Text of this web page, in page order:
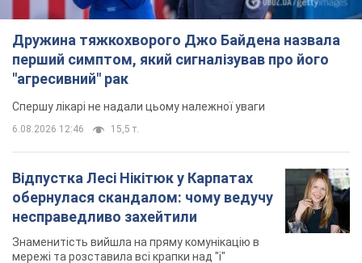
Дружина тяжкохворого Джо Байдена назвала
перший симптом, який сигналізував про його
"агресивний" рак
Спершу лікарі не надали цьому належної уваги
6.08.2026 12:46 15,5 т.
Відпустка Лесі Нікітюк у Карпатах
обернулася скандалом: чому ведучу
несправедливо захейтили
Знаменитість вийшла на пряму комунікацію в
мережі та розставила всі крапки над "і"